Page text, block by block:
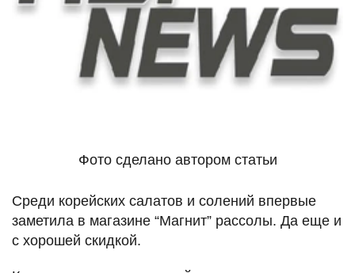
Фото сделано автором статьи
Среди корейских салатов и солений впервые
заметила в магазине “Магнит” рассолы. Да еще и
с хорошей скидкой.